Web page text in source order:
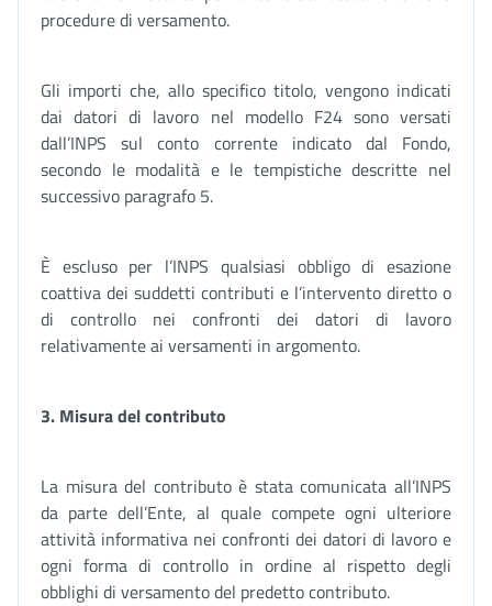
procedure di versamento.
Gli importi che, allo specifico titolo, vengono indicati
dai datori di lavoro nel modello F24 sono versati
dall’INPS sul conto corrente indicato dal Fondo,
secondo le modalità e le tempistiche descritte nel
successivo paragrafo 5.
È escluso per l’INPS qualsiasi obbligo di esazione
coattiva dei suddetti contributi e l’intervento diretto o
di controllo nei confronti dei datori di lavoro
relativamente ai versamenti in argomento.
3. Misura del contributo
La misura del contributo è stata comunicata all’INPS
da parte dell’Ente, al quale compete ogni ulteriore
attività informativa nei confronti dei datori di lavoro e
ogni forma di controllo in ordine al rispetto degli
obblighi di versamento del predetto contributo.